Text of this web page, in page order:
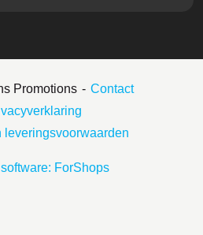
Promotions
Contact
leveringsvoorwaarden
ForShops